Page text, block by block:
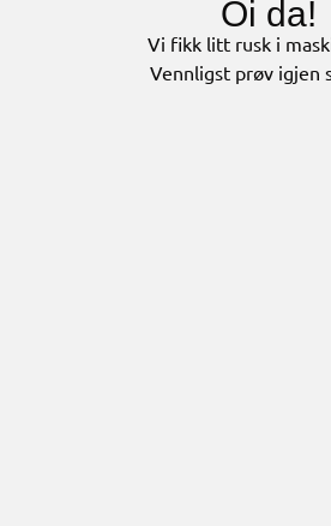
Oi da!
Vi fikk litt rusk i
Vennligst prøv igjen